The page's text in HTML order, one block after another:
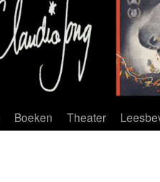
Boeken Theater